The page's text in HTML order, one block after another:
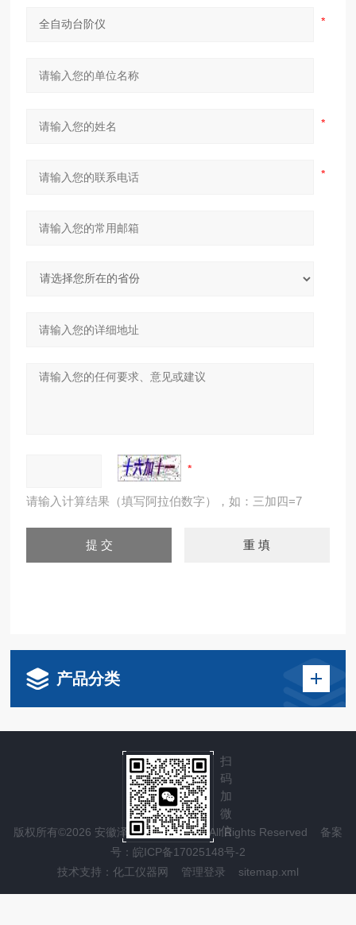
请输入计算结果（填写阿拉伯数字），如：三加四=7
产品分类
版权所有©2026 安徽泽攸科技有限公司 All Rights Reserved 备案
号：皖ICP备17025148号-2
技术支持： 化工仪器网 管理登录 sitemap.xml
扫
码
加
微
信